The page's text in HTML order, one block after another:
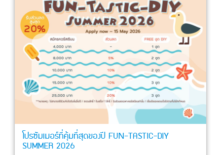
โปรซัมเมอร์ที่คุ้มที่สุดของปี FUN-TASTIC-DIY
SUMMER 2026